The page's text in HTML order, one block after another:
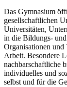
Das Gymnasium
gesellschaftlichen
Universitäten,
in die Bildungs-
Organisationen und
Arbeit. Besondere
nachbarschaftliche
individuelles und
selbst und für die